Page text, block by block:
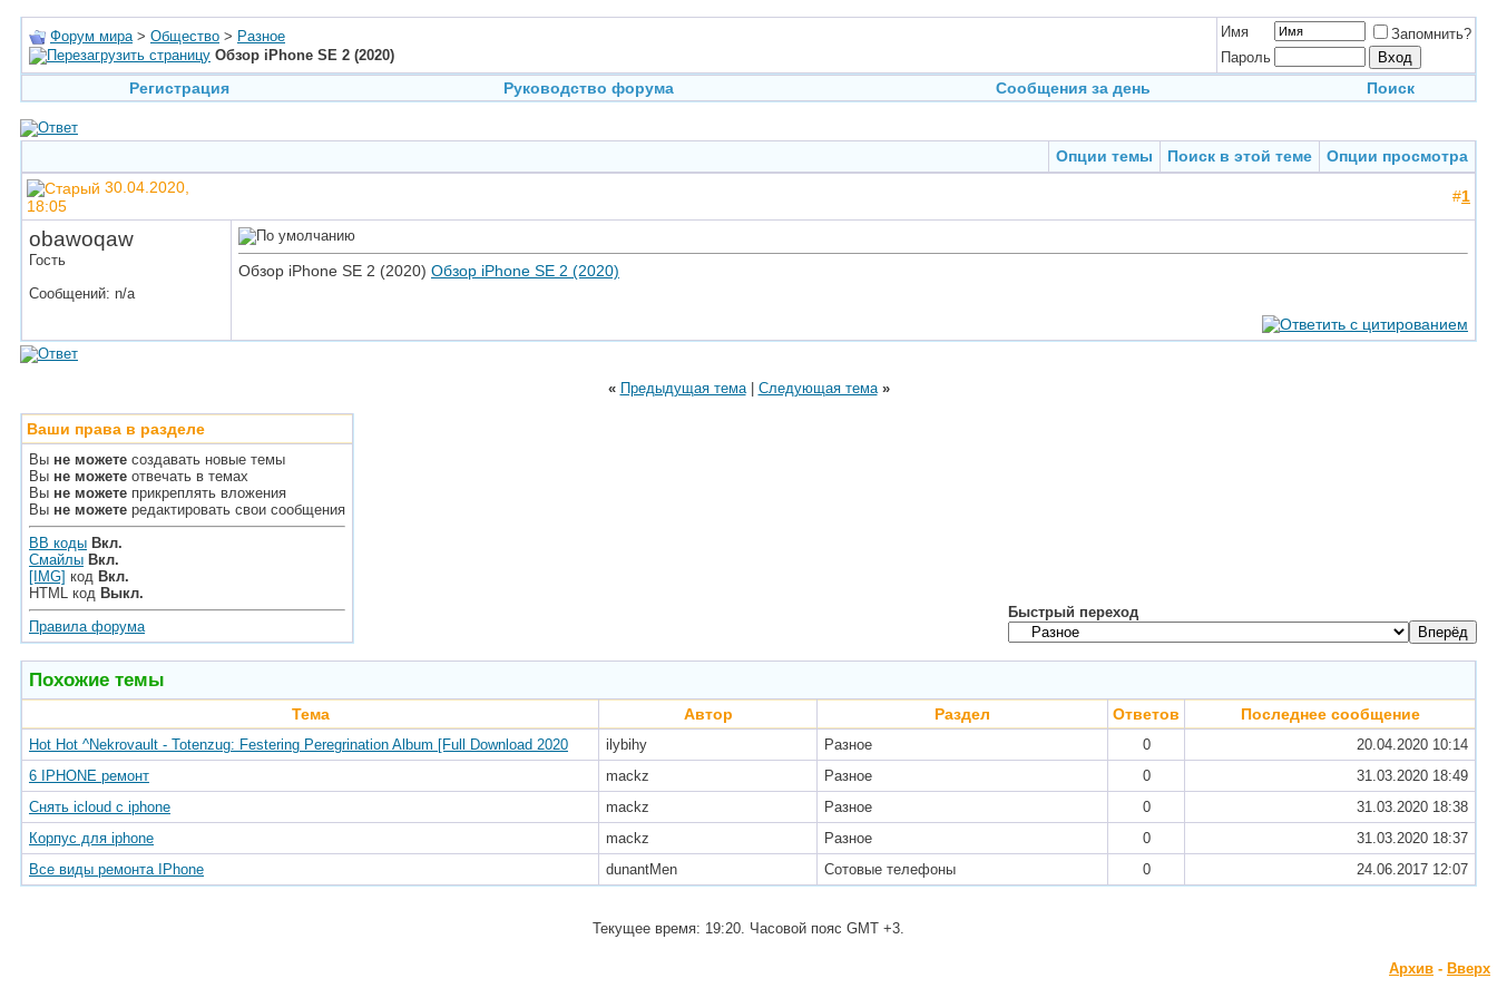
Форум мира > Общество > Разное
Обзор iPhone SE 2 (2020)
Имя
Запомнить?
Пароль
Регистрация Руководство форума Сообщения за день Поиск
Опции темы Поиск в этой теме
Опции просмотра
30.04.2020,
18:05
#1
obawoqaw
Гость
Сообщений: n/a
Обзор iPhone SE 2 (2020) Обзор iPhone SE 2 (2020)
« Предыдущая тема| Следующая тема »
Ваши права в разделе
Вы не можете создавать новые темы
Вы не можете отвечать в темах
Вы не можете прикреплять вложения
Вы не можете редактировать свои сообщения
BB коды Вкл.
Смайлы Вкл.
[IMG] код Вкл.
HTML код Выкл.
Правила форума
Быстрый переход
Похожие темы
Тема Автор Раздел Ответов Последнее сообщение
Hot Hot ^Nekrovault - Totenzug: Festering Peregrination Album [Full Download 2020 ilybihy Разное 0 20.04.2020 10:14
6 IPHONE ремонт
mackz Разное 0 31.03.2020 18:49
Снять icloud с iphone
mackz Разное 0 31.03.2020 18:38
Корпус для iphone
mackz Разное 0 31.03.2020 18:37
Все виды ремонта IPhone
dunantMen Сотовые телефоны 0 24.06.2017 12:07
Текущее время: 19:20. Часовой пояс GMT +3.
Архив - Вверх